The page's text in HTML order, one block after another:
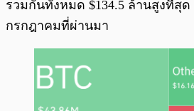
รวมกันทั้งหมด $134.5 ล้านสูงที่สุ
กรกฎาคมที่ผ่านมา